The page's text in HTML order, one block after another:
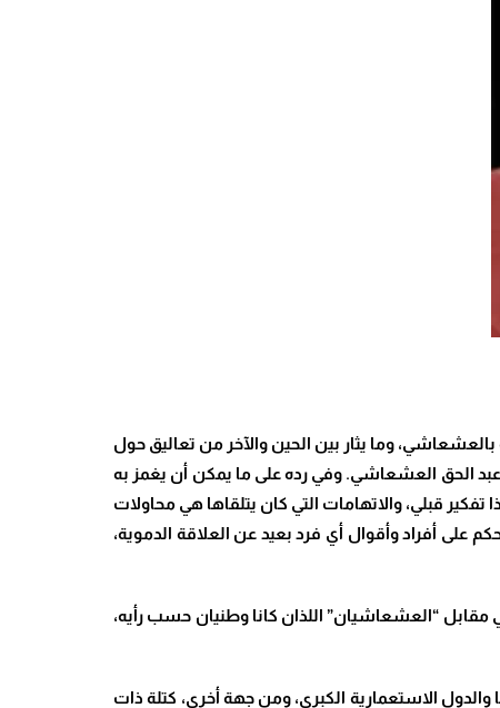
بالعشعاشي، وما يثار بين الحين والآخر من تعاليق حول
الحق العشعاشي. وفي رده على ما يمكن أن يغمز به
قبلي، والاتهامات التي كان يتلقاها هي محاولات
على أفراد وأقوال أي فرد بعيد عن العلاقة الدموية،
“العشعاشيان” اللذان كانا وطنيان حسب رأيه،
الاستعمارية الكبرى، ومن جهة أخرى، كتلة ذات